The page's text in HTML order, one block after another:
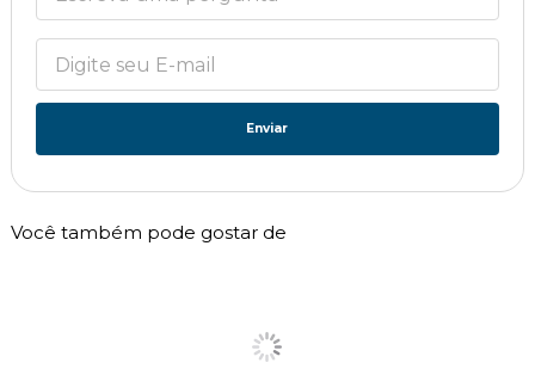
Enviar
Você também pode gostar de